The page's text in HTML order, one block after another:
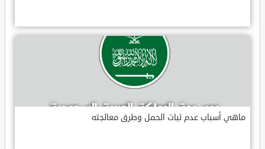
ماهي أسباب عدم ثبات الحمل وطرق معالجته